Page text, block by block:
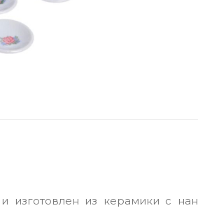
изготовлен из керамики с